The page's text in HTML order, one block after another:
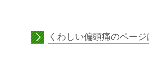
くわしい偏頭痛のペー